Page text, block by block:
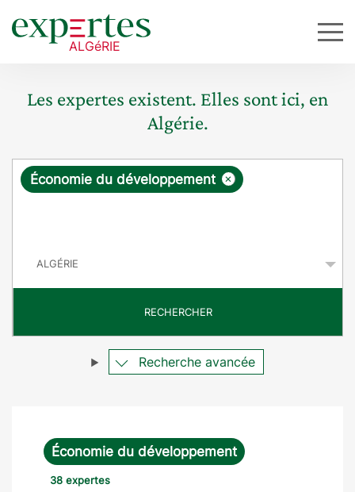
Les expertes existent. Elles sont ici, en
Algérie.
R
ê
e
×
Économie du développement
RECHERCHER
Recherche avancée
Économie du développement
38 expertes